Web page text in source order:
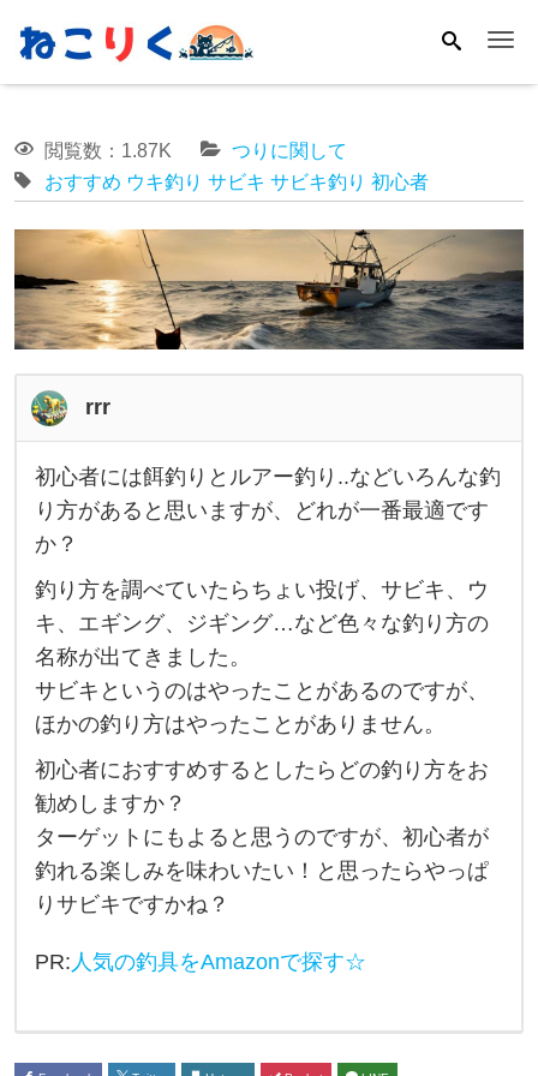
閲覧数：1.87K
つりに関して
おすすめ ウキ釣り サビキ サビキ釣り 初心者
rrr
初
心
に
は
餌
釣
と
ル
ア
ー
り
.
初心者には餌釣りとルアー釣り..などいろんな釣
り方があると思いますが、どれが一番最適です
か？
釣り方を調べていたらちょい投げ、サビキ、ウ
キ、エギング、ジギング…など色々な釣り方の
名称が出てきました。
サビキというのはやったことがあるのですが、
ほかの釣り方はやったことがありません。
初心者におすすめするとしたらどの釣り方をお
勧めしますか？
ターゲットにもよると思うのですが、初心者が
釣れる楽しみを味わいたい！と思ったらやっぱ
りサビキですかね？
PR: 人気の釣具をAmazonで探す☆